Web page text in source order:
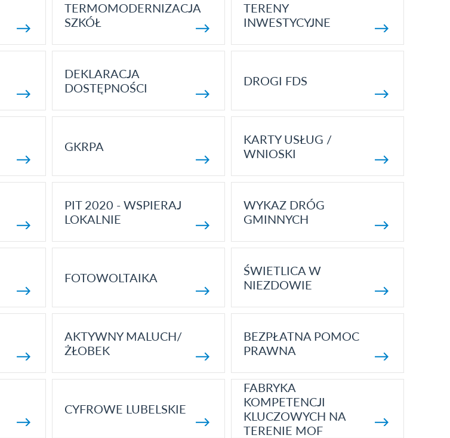
TERMOMODERNIZACJA
SZKÓŁ
TERENY
INWESTYCYJNE
DEKLARACJA
DOSTĘPNOŚCI
DROGI FDS
GKRPA
KARTY USŁUG /
WNIOSKI
PIT 2020 - WSPIERAJ
LOKALNIE
WYKAZ DRÓG
GMINNYCH
FOTOWOLTAIKA
ŚWIETLICA W
NIEZDOWIE
AKTYWNY MALUCH/
ŻŁOBEK
BEZPŁATNA POMOC
PRAWNA
CYFROWE LUBELSKIE
FABRYKA
KOMPETENCJI
KLUCZOWYCH NA
TERENIE MOF